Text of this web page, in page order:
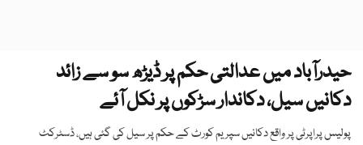
حیدرآباد میں عدالتی حکم پر ڈیڑھ سو سے زائد
دکانیں سیل، دکاندار سڑکوں پر نکل آئے
پولیس پراپرٹی پر واقع دکانیں سپریم کورٹ کے حکم پر سیل کی گئی ہیں، ڈسٹرکٹ